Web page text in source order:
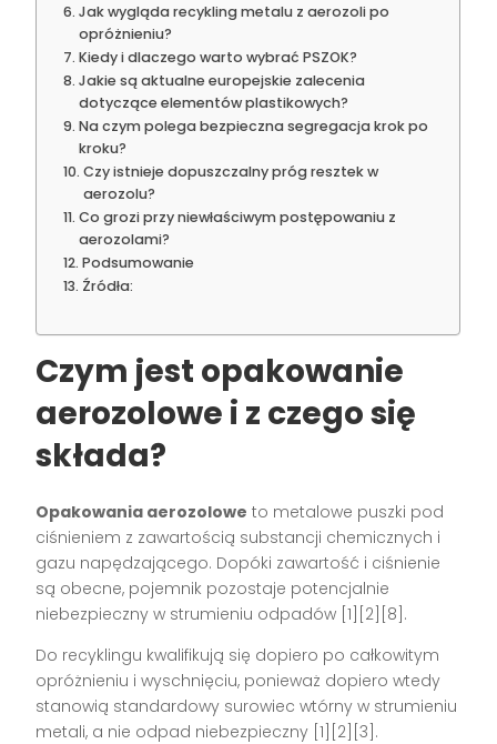
Jak wygląda recykling metalu z aerozoli po
opróżnieniu?
Kiedy i dlaczego warto wybrać PSZOK?
Jakie są aktualne europejskie zalecenia
dotyczące elementów plastikowych?
Na czym polega bezpieczna segregacja krok po
kroku?
Czy istnieje dopuszczalny próg resztek w
aerozolu?
Co grozi przy niewłaściwym postępowaniu z
aerozolami?
Podsumowanie
Źródła:
Czym jest opakowanie
aerozolowe i z czego się
składa?
Opakowania aerozolowe to metalowe puszki pod
ciśnieniem z zawartością substancji chemicznych i
gazu napędzającego. Dopóki zawartość i ciśnienie
są obecne, pojemnik pozostaje potencjalnie
niebezpieczny w strumieniu odpadów [1][2][8].
Do recyklingu kwalifikują się dopiero po całkowitym
opróżnieniu i wyschnięciu, ponieważ dopiero wtedy
stanowią standardowy surowiec wtórny w strumieniu
metali, a nie odpad niebezpieczny [1][2][3].